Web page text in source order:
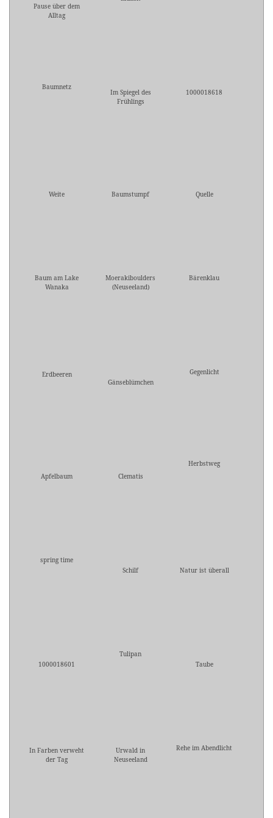
Pause über dem
Alltag
Baumnetz
Im Spiegel des
Frühlings
1000018618
Weite Baumstumpf Quelle
Baum am Lake
Wanaka
Moerakiboulders
(Neuseeland)
Bärenklau
Erdbeeren
Gänseblümchen
Gegenlicht
Apfelbaum Clematis
Herbstweg
spring time
Schilf
Natur ist überall
1000018601
Tulipan
Taube
In Farben verweht
der Tag
Urwald in
Neuseeland
Rehe im Abendlicht